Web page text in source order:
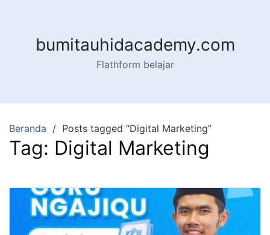
bumitauhidacademy.com
Flathform belajar
Beranda Posts tagged “Digital Marketing”
Tag: Digital Marketing